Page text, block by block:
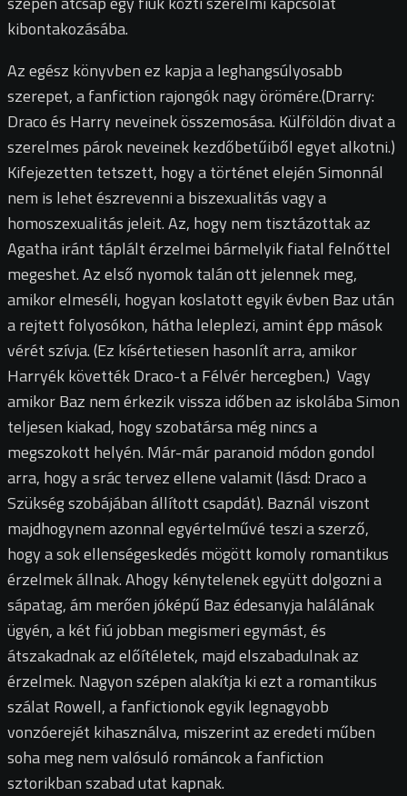
kibontakozásába.
Az egész könyvben ez kapja a leghangsúlyosabb
szerepet, a fanfiction rajongók nagy örömére.(Drarry:
Draco és Harry neveinek összemosása. Külföldön divat a
szerelmes párok neveinek kezdőbetűiből egyet alkotni.)
Kifejezetten tetszett, hogy a történet elején Simonnál
nem is lehet észrevenni a biszexualitás vagy a
homoszexualitás jeleit. Az, hogy nem tisztázottak az
Agatha iránt táplált érzelmei bármelyik fiatal felnőttel
megeshet. Az első nyomok talán ott jelennek meg,
amikor elmeséli, hogyan koslatott egyik évben Baz után
a rejtett folyosókon, hátha leleplezi, amint épp mások
vérét szívja. (Ez kísértetiesen hasonlít arra, amikor
Harryék követték Draco-t a Félvér hercegben.) Vagy
amikor Baz nem érkezik vissza időben az iskolába Simon
teljesen kiakad, hogy szobatársa még nincs a
megszokott helyén. Már-már paranoid módon gondol
arra, hogy a srác tervez ellene valamit (lásd: Draco a
Szükség szobájában állított csapdát). Baznál viszont
majdhogynem azonnal egyértelművé teszi a szerző,
hogy a sok ellenségeskedés mögött komoly romantikus
érzelmek állnak. Ahogy kénytelenek együtt dolgozni a
sápatag, ám merően jóképű Baz édesanyja halálának
ügyén, a két fiú jobban megismeri egymást, és
átszakadnak az előítéletek, majd elszabadulnak az
érzelmek. Nagyon szépen alakítja ki ezt a romantikus
szálat Rowell, a fanfictionok egyik legnagyobb
vonzóerejét kihasználva, miszerint az eredeti műben
soha meg nem valósuló románcok a fanfiction
sztorikban szabad utat kapnak.